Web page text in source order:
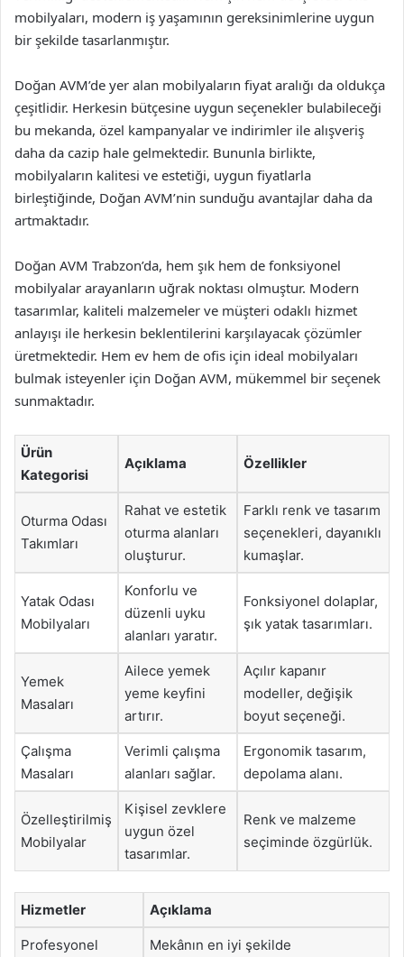
mobilyaları, modern iş yaşamının gereksinimlerine uygun
bir şekilde tasarlanmıştır.
Doğan AVM’de yer alan mobilyaların fiyat aralığı da oldukça
çeşitlidir. Herkesin bütçesine uygun seçenekler bulabileceği
bu mekanda, özel kampanyalar ve indirimler ile alışveriş
daha da cazip hale gelmektedir. Bununla birlikte,
mobilyaların kalitesi ve estetiği, uygun fiyatlarla
birleştiğinde, Doğan AVM’nin sunduğu avantajlar daha da
artmaktadır.
Doğan AVM Trabzon’da, hem şık hem de fonksiyonel
mobilyalar arayanların uğrak noktası olmuştur. Modern
tasarımlar, kaliteli malzemeler ve müşteri odaklı hizmet
anlayışı ile herkesin beklentilerini karşılayacak çözümler
üretmektedir. Hem ev hem de ofis için ideal mobilyaları
bulmak isteyenler için Doğan AVM, mükemmel bir seçenek
sunmaktadır.
Ürün
Kategorisi
Açıklama Özellikler
Oturma Odası
Takımları
Rahat ve estetik
oturma alanları
oluşturur.
Farklı renk ve tasarım
seçenekleri, dayanıklı
kumaşlar.
Yatak Odası
Mobilyaları
Konforlu ve
düzenli uyku
alanları yaratır.
Fonksiyonel dolaplar,
şık yatak tasarımları.
Yemek
Masaları
Ailece yemek
yeme keyfini
artırır.
Açılır kapanır
modeller, değişik
boyut seçeneği.
Çalışma
Masaları
Verimli çalışma
alanları sağlar.
Ergonomik tasarım,
depolama alanı.
Özelleştirilmiş
Mobilyalar
Kişisel zevklere
uygun özel
tasarımlar.
Renk ve malzeme
seçiminde özgürlük.
Hizmetler Açıklama
Profesyonel
Mekânın en iyi şekilde